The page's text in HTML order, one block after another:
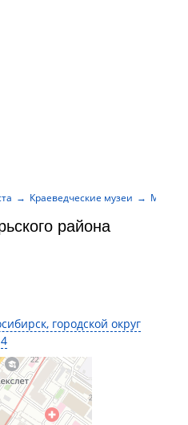
городской округ
района
Краеведческие музеи Музей